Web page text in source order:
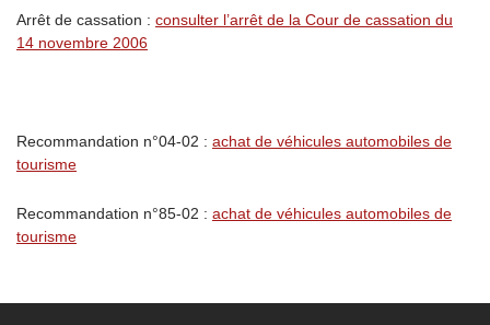
Arrêt de cassation : consulter l’arrêt de la Cour de cassation du
14 novembre 2006
Recommandation n°04-02 : achat de véhicules automobiles de
tourisme
Recommandation n°85-02 : achat de véhicules automobiles de
tourisme